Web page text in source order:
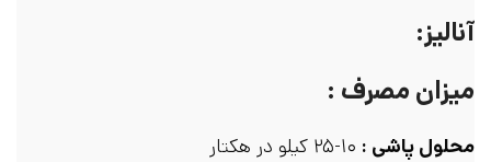
آنالیز:
میزان مصرف :
محلول پاشی : ۱۰-۲۵ کیلو در هکتار